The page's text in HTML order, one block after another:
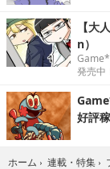
【大
n）
発売中
好評
ホーム › 連載・特集 ›